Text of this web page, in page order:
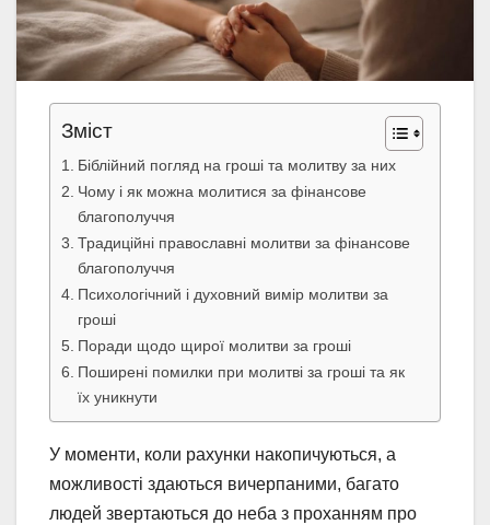
Зміст
Біблійний погляд на гроші та молитву за них
Чому і як можна молитися за фінансове
благополуччя
Традиційні православні молитви за фінансове
благополуччя
Психологічний і духовний вимір молитви за
гроші
Поради щодо щирої молитви за гроші
Поширені помилки при молитві за гроші та як
їх уникнути
У моменти, коли рахунки накопичуються, а
можливості здаються вичерпаними, багато
людей звертаються до неба з проханням про